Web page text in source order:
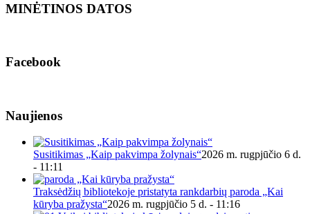
MINĖTINOS DATOS
Facebook
Naujienos
Susitikimas „Kaip pakvimpa žolynais“2026 m. rugpjūčio 6 d.
- 11:11
Traksėdžių bibliotekoje pristatyta rankdarbių paroda „Kai
kūryba pražysta“2026 m. rugpjūčio 5 d. - 11:16